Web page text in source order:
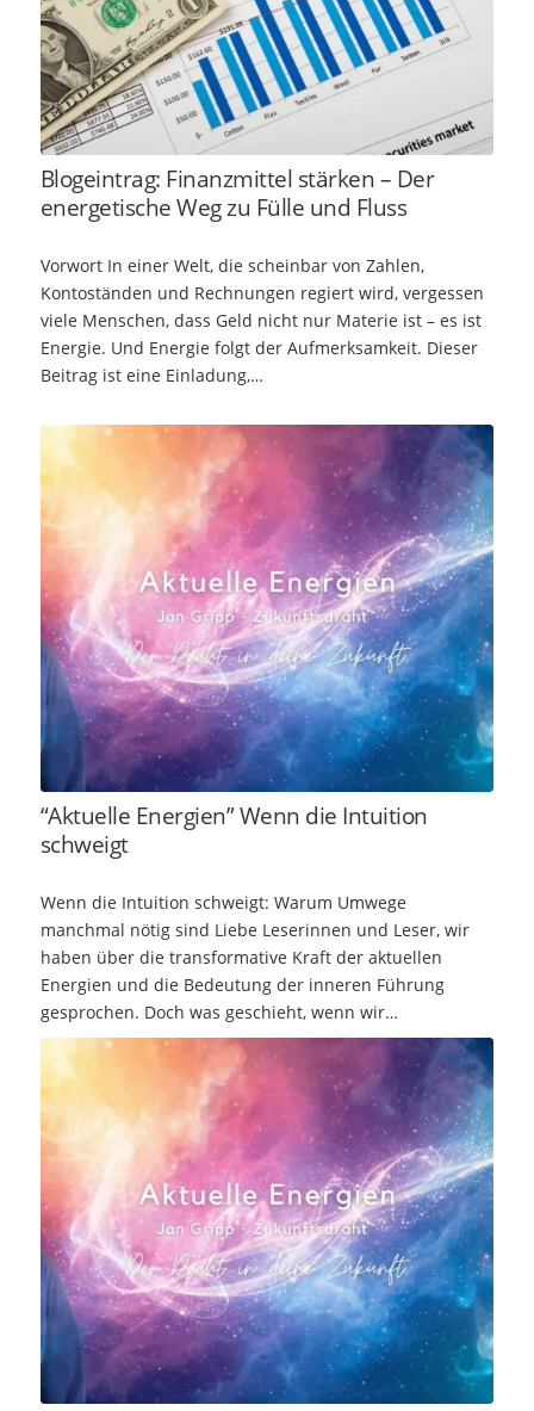
Blogeintrag: Finanzmittel stärken – Der
energetische Weg zu Fülle und Fluss
Vorwort In einer Welt, die scheinbar von Zahlen,
Kontoständen und Rechnungen regiert wird, vergessen
viele Menschen, dass Geld nicht nur Materie ist – es ist
Energie. Und Energie folgt der Aufmerksamkeit. Dieser
Beitrag ist eine Einladung,…
“Aktuelle Energien” Wenn die Intuition
schweigt
Wenn die Intuition schweigt: Warum Umwege
manchmal nötig sind Liebe Leserinnen und Leser, wir
haben über die transformative Kraft der aktuellen
Energien und die Bedeutung der inneren Führung
gesprochen. Doch was geschieht, wenn wir…